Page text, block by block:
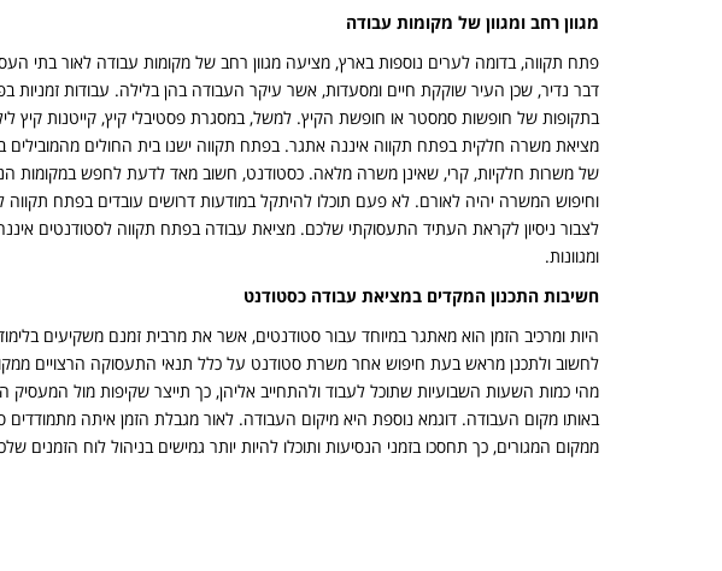
מגוון רחב ומגוון של מקומות עבודה
פתח תקווה, בדומה לערים נוספות בארץ, מציעה מגוון רחב של מקומות עבודה לאור בתי
דבר נדיר, שכן העיר שוקקת חיים ומסעדות, אשר עיקר העבודה בהן בלילה. עבודות
בתקופות של חופשות סמסטר או חופשת הקיץ. למשל, במסגרת פסטיבלי קיץ, קייטנות קיץ
מציאת משרה חלקית בפתח תקווה איננה אתגר. בפתח תקווה ישנו בית החולים מהמובילים
של משרות חלקיות, קרי, שאינן משרה מלאה. כסטודנט, חשוב מאד לדעת לחפש במקומות
וחיפוש המשרה יהיה לאורם. לא פעם תוכלו להיתקל במודעות דרושים עובדים בפתח תקווה
לצבור ניסיון לקראת העתיד התעסוקתי שלכם. מציאת עבודה בפתח תקווה לסטודנטים
ומגוונות.
חשיבות התכנון המקדים במציאת עבודה כסטודנט
היות ומרכיב הזמן הוא מאתגר במיוחד עבור סטודנטים, אשר את מרבית זמנם משקיעים
לחשוב ולתכנן מראש בעת חיפוש אחר משרת סטודנט על כלל תנאי התעסוקה הרצויים
מהי כמות השעות השבועיות שתוכל לעבוד ולהתחייב אליהן, כך תייצר שקיפות מול המעסיק
באותו מקום העבודה. דוגמא נוספת היא מיקום העבודה. לאור מגבלת הזמן איתה
ממקום המגורים, כך תחסכו בזמני הנסיעות ותוכלו להיות יותר גמישים בניהול לוח הזמנים